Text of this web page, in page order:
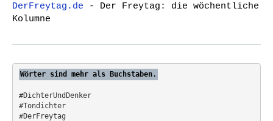
h
f
r
DerFreytag.de - Der Freytag: die wöchentliche
Kolumne
Wörter sind mehr als Buchstaben.
#DichterUndDenker
#Tondichter
#DerFreytag